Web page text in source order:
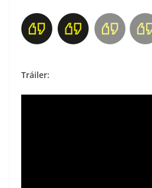
Tráiler: